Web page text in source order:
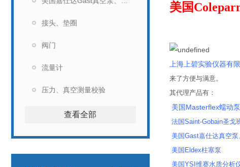
接头、垫圈
阀门
流量计
压力、真空测量校验
查看全部
美国
上海上碧实验仪器有
来了方便与满意。
其代理产品有：
美国Masterflex蠕动泵
法国Saint-Gobain圣戈
美国Gast嘉仕达真空泵
美国Eldex柱塞泵
美国YSI维赛水质分析